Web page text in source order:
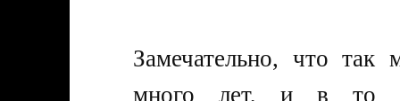
Замечательно, что
много лет, и в то